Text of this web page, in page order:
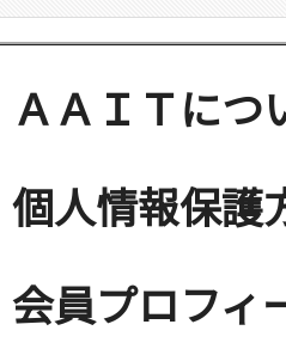
ＡＡＩＴにつ
個人情報保護
会員プロフィ